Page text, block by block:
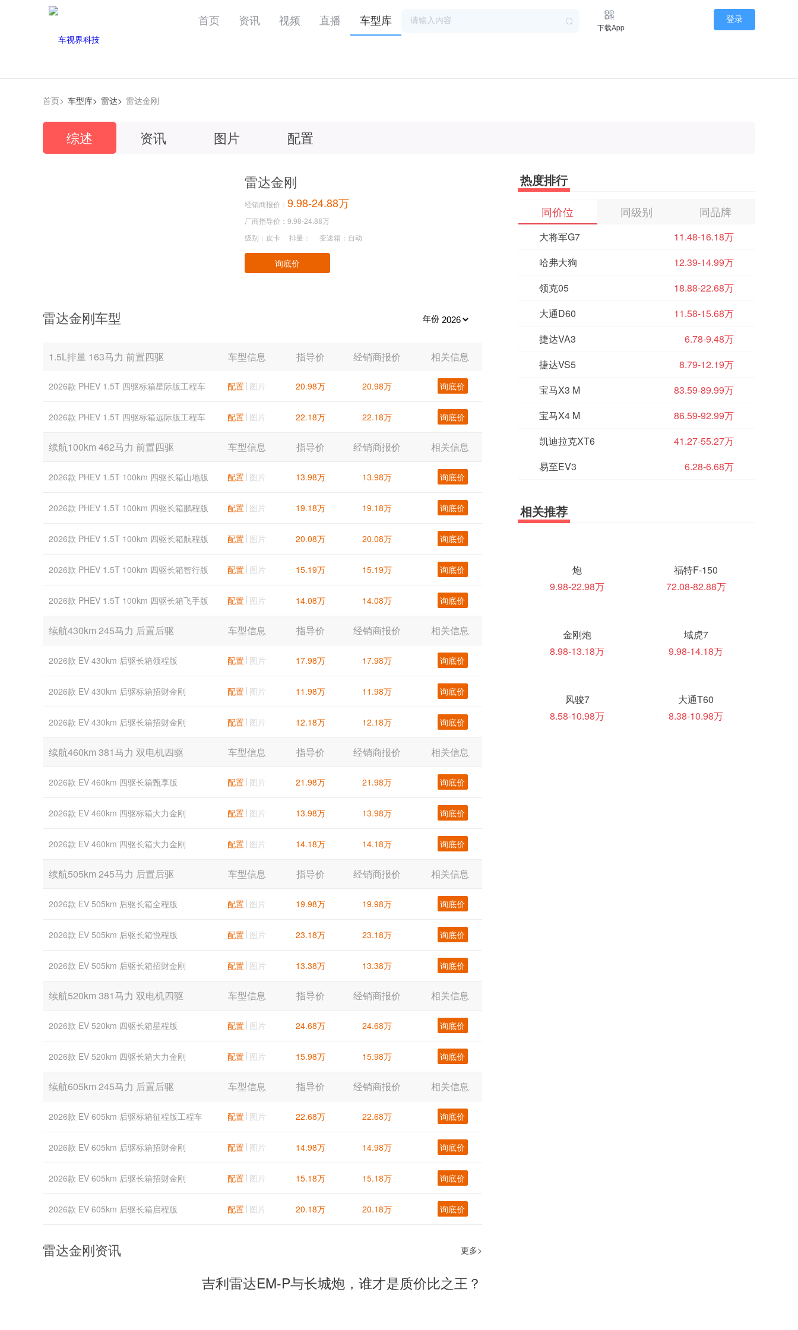
登录
首页 资讯 视频 直播 车型库 下载App
首页> 车型库> 雷达> 雷达金刚
综述 资讯 图片 配置
雷达金刚
经销商报价： 9.98-24.88万
厂商指导价：9.98-24.88万
级别：皮卡
排量： 变速箱：自动
询底价
雷达金刚车型 年份
1.5L排量 163马力 前置四驱 车型信息 指导价 经销商报价 相关信息
2026款 PHEV 1.5T 四驱标箱星际版工程车 配置 图片 20.98万 20.98万 询底价
2026款 PHEV 1.5T 四驱标箱远际版工程车 配置 图片 22.18万 22.18万 询底价
续航100km 462马力 前置四驱 车型信息 指导价 经销商报价 相关信息
2026款 PHEV 1.5T 100km 四驱长箱山地版 配置 图片 13.98万 13.98万 询底价
2026款 PHEV 1.5T 100km 四驱长箱鹏程版 配置 图片 19.18万 19.18万 询底价
2026款 PHEV 1.5T 100km 四驱长箱航程版 配置 图片 20.08万 20.08万 询底价
2026款 PHEV 1.5T 100km 四驱长箱智行版 配置 图片 15.19万 15.19万 询底价
2026款 PHEV 1.5T 100km 四驱长箱飞手版 配置 图片 14.08万 14.08万 询底价
续航430km 245马力 后置后驱 车型信息 指导价 经销商报价 相关信息
2026款 EV 430km 后驱长箱领程版 配置 图片 17.98万 17.98万 询底价
2026款 EV 430km 后驱标箱招财金刚 配置 图片 11.98万 11.98万 询底价
2026款 EV 430km 后驱长箱招财金刚 配置 图片 12.18万 12.18万 询底价
续航460km 381马力 双电机四驱 车型信息 指导价 经销商报价 相关信息
2026款 EV 460km 四驱长箱甄享版 配置 图片 21.98万 21.98万 询底价
2026款 EV 460km 四驱标箱大力金刚 配置 图片 13.98万 13.98万 询底价
2026款 EV 460km 四驱长箱大力金刚 配置 图片 14.18万 14.18万 询底价
续航505km 245马力 后置后驱 车型信息 指导价 经销商报价 相关信息
2026款 EV 505km 后驱长箱全程版 配置 图片 19.98万 19.98万 询底价
2026款 EV 505km 后驱长箱悦程版 配置 图片 23.18万 23.18万 询底价
2026款 EV 505km 后驱长箱招财金刚 配置 图片 13.38万 13.38万 询底价
续航520km 381马力 双电机四驱 车型信息 指导价 经销商报价 相关信息
2026款 EV 520km 四驱长箱星程版 配置 图片 24.68万 24.68万 询底价
2026款 EV 520km 四驱长箱大力金刚 配置 图片 15.98万 15.98万 询底价
续航605km 245马力 后置后驱 车型信息 指导价 经销商报价 相关信息
2026款 EV 605km 后驱标箱征程版工程车 配置 图片 22.68万 22.68万 询底价
2026款 EV 605km 后驱标箱招财金刚 配置 图片 14.98万 14.98万 询底价
2026款 EV 605km 后驱长箱招财金刚 配置 图片 15.18万 15.18万 询底价
2026款 EV 605km 后驱长箱启程版 配置 图片 20.18万 20.18万 询底价
雷达金刚资讯 更多>
吉利雷达EM-P与长城炮，谁才是质价比之王？
热度排行
同价位 同级别 同品牌
大将军G7
11.48-16.18万
哈弗大狗
12.39-14.99万
领克05
18.88-22.68万
大通D60
11.58-15.68万
捷达VA3
6.78-9.48万
捷达VS5
8.79-12.19万
宝马X3 M
83.59-89.99万
宝马X4 M
86.59-92.99万
凯迪拉克XT6
41.27-55.27万
易至EV3
6.28-6.68万
相关推荐
炮
9.98-22.98万
福特F-150
72.08-82.88万
金刚炮
8.98-13.18万
域虎7
9.98-14.18万
风骏7
8.58-10.98万
大通T60
8.38-10.98万